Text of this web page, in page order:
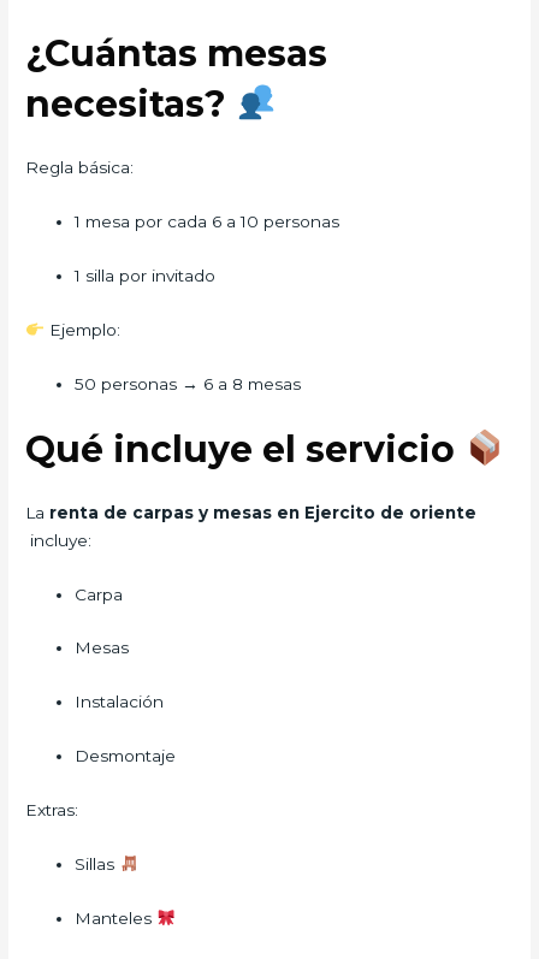
¿Cuántas mesas
necesitas?
Regla básica:
1 mesa por cada 6 a 10 personas
1 silla por invitado
Ejemplo:
50 personas → 6 a 8 mesas
Qué incluye el servicio
La renta de carpas y mesas en Ejercito de oriente
incluye:
Carpa
Mesas
Instalación
Desmontaje
Extras:
Sillas
Manteles